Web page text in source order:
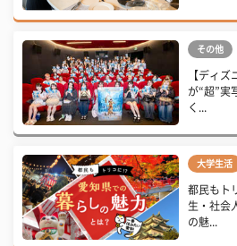
その他
【ディ
が“超”実
く...
大学生活
都民もト
生・社会
の魅...